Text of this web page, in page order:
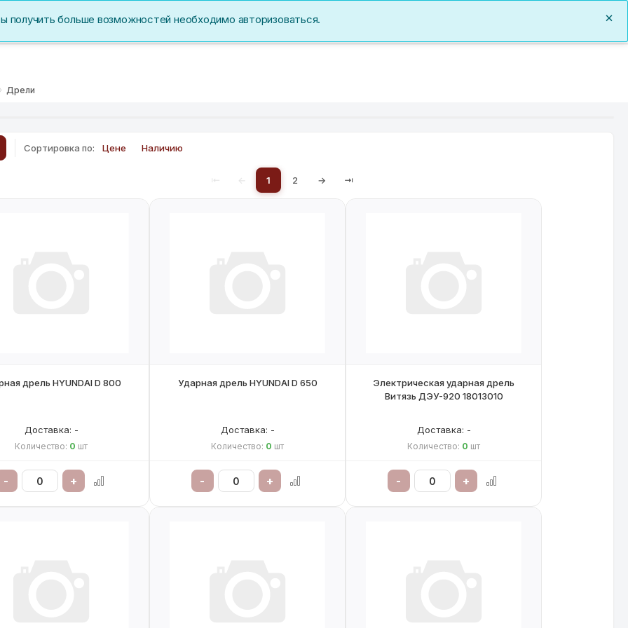
Акции Перс. данные
Дрели
Сортировка по: Цене Наличию
⇤ ← 1 2 → ⇥
дрель HYUNDAI D 800
Доставка: -
Количество: 0 шт
- +
Ударная дрель HYUNDAI D 650
Доставка: -
Количество: 0 шт
- +
Электрическая ударная дрель
Витязь ДЭУ-920 18013010
Доставка: -
Количество: 0 шт
- +
получить больше возможностей необходимо авторизоваться.